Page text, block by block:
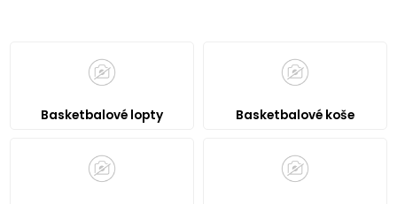
Basketbalové lopty Basketbalové koše